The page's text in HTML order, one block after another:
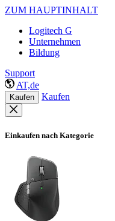
ZUM HAUPTINHALT
Logitech G
Unternehmen
Bildung
Support
AT,de
Kaufen Kaufen
Einkaufen nach Kategorie